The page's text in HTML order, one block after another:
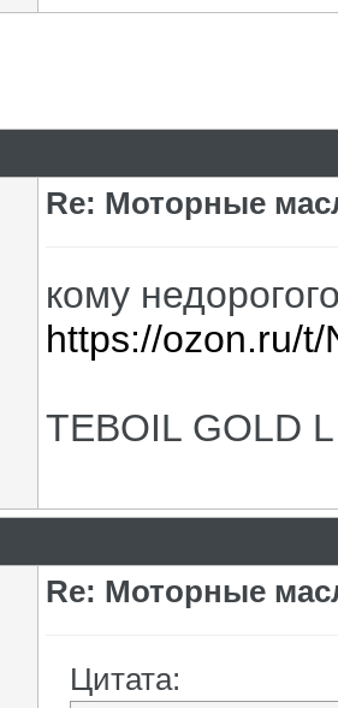
Re: Моторные
кому
https://ozon.ru/t/
TEBOIL GOLD
Re: Моторные
Цитата: